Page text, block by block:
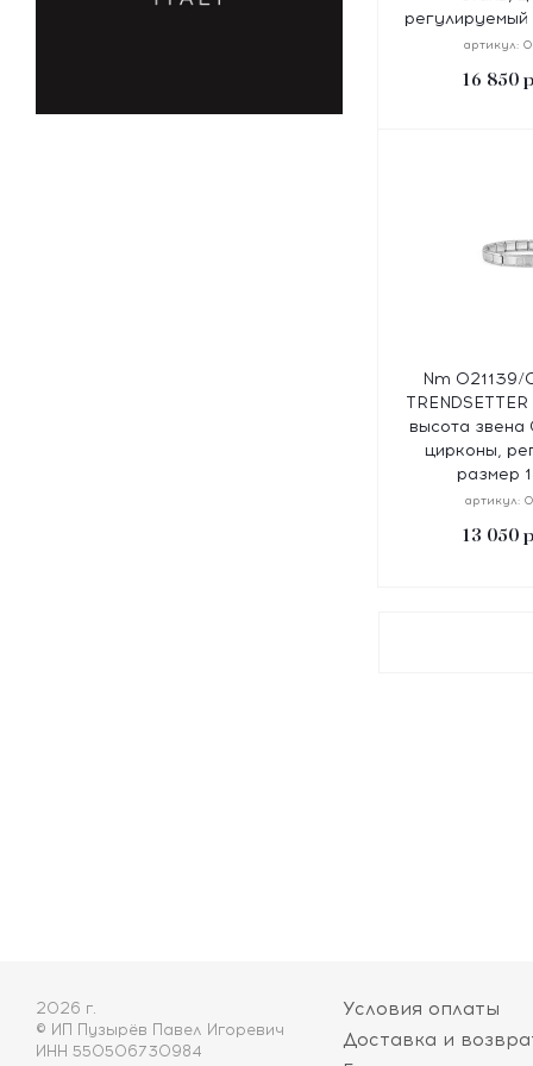
артикул:
16 850
Nm 021139/
высота звена
цирконы,
размер
артикул:
13 050
2026 г.
© ИП Пузырёв Павел Игоревич
ИНН 550506730984
Условия оплаты
Доставка и